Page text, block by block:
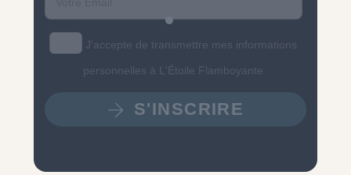
J'accepte de transmettre mes informations
personnelles à L'Étoile Flamboyante
S'INSCRIRE